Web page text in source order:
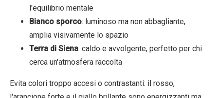
l'equilibrio mentale
Bianco sporco: luminoso ma non abbagliante,
amplia visivamente lo spazio
Terra di Siena: caldo e avvolgente, perfetto per chi
cerca un'atmosfera raccolta
Evita colori troppo accesi o contrastanti: il rosso,